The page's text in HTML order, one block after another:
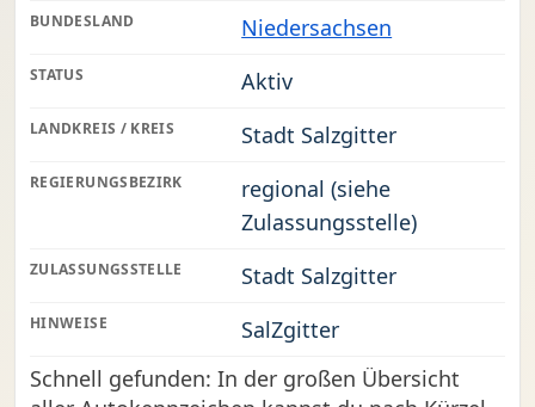
BUNDESLAND Niedersachsen
STATUS Aktiv
LANDKREIS / KREIS Stadt Salzgitter
REGIERUNGSBEZIRK
regional (siehe
Zulassungsstelle)
ZULASSUNGSSTELLE Stadt Salzgitter
HINWEISE
SalZgitter
Schnell gefunden: In der großen Übersicht